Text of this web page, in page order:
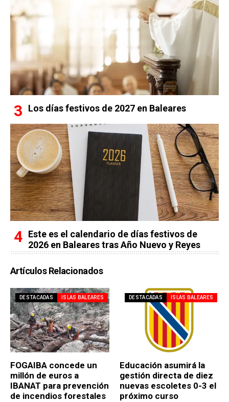
Los días festivos de 2027 en Baleares
Este es el calendario de días festivos de
2026 en Baleares tras Año Nuevo y Reyes
Artículos Relacionados
DESTACADAS ISLAS BALEARES
FOGAIBA concede un
millón de euros a
IBANAT para prevención
de incendios forestales
DESTACADAS ISLAS BALEARES
Educación asumirá la
gestión directa de diez
nuevas escoletes 0-3 el
próximo curso